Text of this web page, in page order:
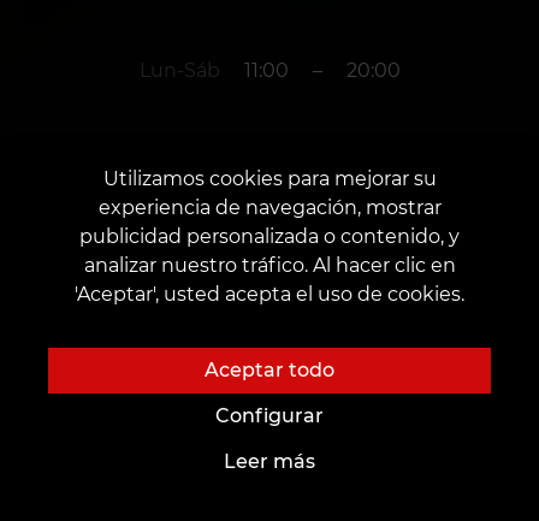
año. Alicante
Av. de la Estación, 20
Fecha de apertura: 17 de septiembre de 2022
Lun-Sáb 11:00 – 20:00
Utilizamos cookies para mejorar su
experiencia de navegación, mostrar
publicidad personalizada o contenido, y
analizar nuestro tráfico. Al hacer clic en
'Aceptar', usted acepta el uso de cookies.
Aceptar todo
Configurar
Leer más